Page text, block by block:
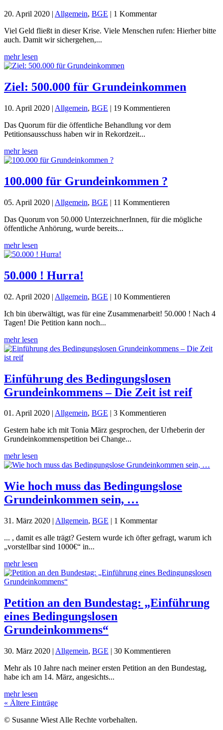
20. April 2020 | Allgemein, BGE | 1 Kommentar
Viel Geld fließt in dieser Krise. Viele Menschen rufen: Hierher bitte
auch. Damit wir sichergehen,...
mehr lesen
Ziel: 500.000 für Grundeinkommen
10. April 2020 | Allgemein, BGE | 19 Kommentieren
Das Quorum für die öffentliche Behandlung vor dem
Petitionsausschuss haben wir in Rekordzeit...
mehr lesen
100.000 für Grundeinkommen ?
05. April 2020 | Allgemein, BGE | 11 Kommentieren
Das Quorum von 50.000 UnterzeichnerInnen, für die mögliche
öffentliche Anhörung, wurde bereits...
mehr lesen
50.000 ! Hurra!
02. April 2020 | Allgemein, BGE | 10 Kommentieren
Ich bin überwältigt, was für eine Zusammenarbeit! 50.000 ! Nach 4
Tagen! Die Petition kann noch...
mehr lesen
Einführung des Bedingungslosen
Grundeinkommens – Die Zeit ist reif
01. April 2020 | Allgemein, BGE | 3 Kommentieren
Gestern habe ich mit Tonia März gesprochen, der Urheberin der
Grundeinkommenspetition bei Change...
mehr lesen
Wie hoch muss das Bedingungslose
Grundeinkommen sein, …
31. März 2020 | Allgemein, BGE | 1 Kommentar
... , damit es alle trägt? Gestern wurde ich öfter gefragt, warum ich
„vorstellbar sind 1000€“ in...
mehr lesen
Petition an den Bundestag: „Einführung
eines Bedingungslosen
Grundeinkommens“
30. März 2020 | Allgemein, BGE | 30 Kommentieren
Mehr als 10 Jahre nach meiner ersten Petition an den Bundestag,
habe ich am 14. März, angesichts...
mehr lesen
« Ältere Einträge
© Susanne Wiest Alle Rechte vorbehalten.